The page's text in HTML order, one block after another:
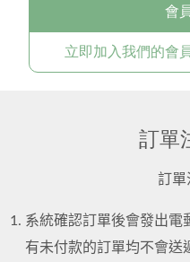
會
立即加入我們的會
訂單
訂單
系統確認訂單後會發出電
有未付款的訂單均不會送